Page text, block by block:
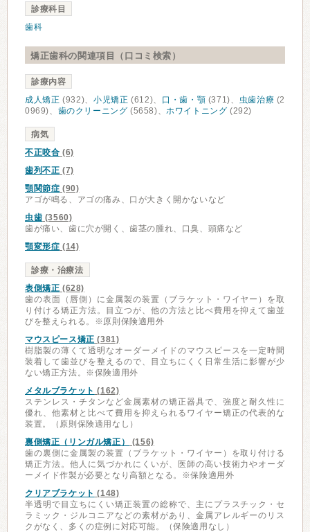
診療科目
歯科
矯正歯科の関連項目（口コミ検索）
診療内容
成人矯正 (932)、 小児矯正 (612)、 口・歯・顎 (371)、 虫歯治療 (2
0969)、 歯のクリーニング (5658)、ホワイトニング (292)
病気
不正咬合 (6)
歯列不正 (7)
顎関節症 (90)
アゴが鳴る、アゴの痛み、口が大きく開かないなど
虫歯 (3560)
歯が痛い、歯に穴が開く、歯茎の腫れ、口臭、頭痛など
顎変形症 (14)
診療・治療法
表側矯正 (628)
歯の表面（唇側）に金属製の装置（ブラケット・ワイヤー）を取
り付ける矯正方法。目立つが、他の方法と比べ費用を抑えて歯並
びを整えられる。※原則保険適用外
マウスピース矯正 (381)
樹脂製の薄くて透明なオーダーメイドのマウスピースを一定時間
装着して歯並びを整えるので、目立ちにくく日常生活に影響が少
ない矯正方法。※保険適用外
メタルブラケット (162)
ステンレス・チタンなど金属素材の矯正器具で、強度と耐久性に
優れ、他素材と比べて費用を抑えられるワイヤー矯正の代表的な
装置。（原則保険適用なし）
裏側矯正（リンガル矯正）
(156)
歯の裏側に金属製の装置（ブラケット・ワイヤー）を取り付ける
矯正方法。他人に気づかれにくいが、医師の高い技術力やオーダ
ーメイド作製が必要となり高額となる。※保険適用外
クリアブラケット (148)
半透明で目立ちにくい矯正装置の総称で、主にプラスチック・セ
ラミック・ジルコニアなどの素材があり、金属アレルギーのリス
クがなく、多くの症例に対応可能。（保険適用なし）